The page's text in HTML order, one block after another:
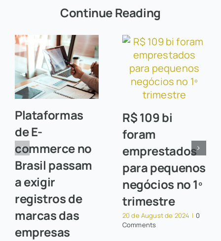
Continue Reading
Plataformas
de E-
commerce no
Brasil passam
a exigir
registros de
marcas das
empresas
R$ 109 bi
foram
emprestados
para pequenos
negócios no 1º
trimestre
20 de August de 2024 | 0
Comments